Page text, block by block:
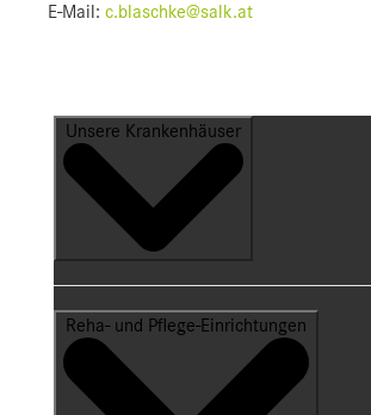
E-Mail: c.blaschke@salk.at
Unsere Krankenhäuser
Reha- und Pflege-Einrichtungen